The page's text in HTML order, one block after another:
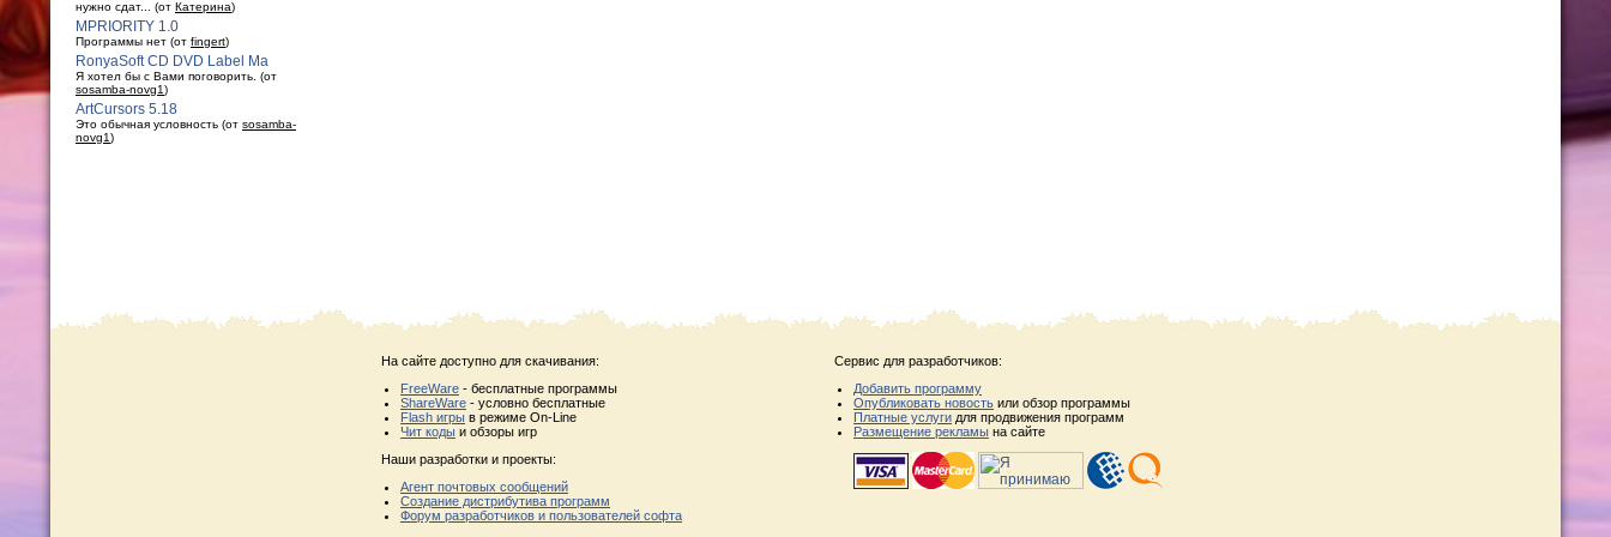
нужно сдат... (от Катерина)
MPRIORITY 1.0
Программы нет (от fingert)
RonyaSoft CD DVD Label Ma
Я хотел бы с Вами поговорить. (от
sosamba-novg1)
ArtCursors 5.18
Это обычная условность (от sosamba-
novg1)
На сайте доступно для скачивания:
FreeWare - бесплатные программы
ShareWare - условно бесплатные
Flash игры в режиме On-Line
Чит коды и обзоры игр
Наши разработки и проекты:
Агент почтовых сообщений
Создание дистрибутива программ
Форум разработчиков и пользователей софта
Сервис для разработчиков:
Добавить программу
Опубликовать новость или обзор программы
Платные услуги для продвижения программ
Размещение рекламы на сайте